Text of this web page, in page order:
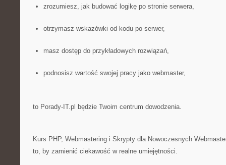
zrozumiesz, jak budować logikę po stronie serwera,
otrzymasz wskazówki od kodu po serwer,
masz dostęp do przykładowych rozwiązań,
podnosisz wartość swojej pracy jako webmaster,
to Porady-IT.pl będzie Twoim centrum dowodzenia.
Kurs PHP, Webmastering i Skrypty dla Nowoczesnych
to, by zamienić ciekawość w realne umiejętności.